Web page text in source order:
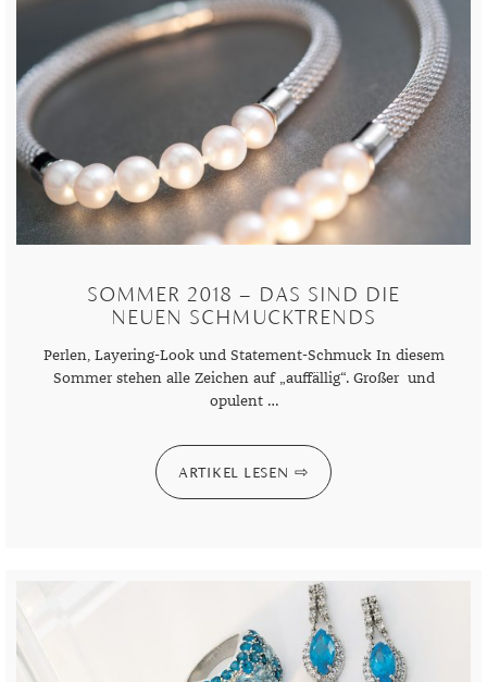
SOMMER 2018 – DAS SIND DIE
NEUEN SCHMUCKTRENDS
Perlen, Layering-Look und Statement-Schmuck In diesem
Sommer stehen alle Zeichen auf „auffällig“. Großer und
opulent …
ARTIKEL LESEN